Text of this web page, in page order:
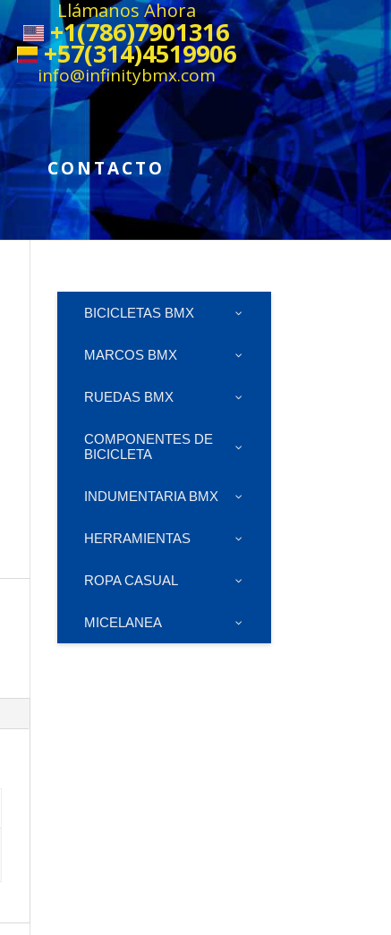
Llámanos Ahora
+1(786)7901316
+57(314)4519906
info@infinitybmx.com
CONTACTO
BICICLETAS BMX
MARCOS BMX
RUEDAS BMX
COMPONENTES DE
BICICLETA
INDUMENTARIA BMX
HERRAMIENTAS
ROPA CASUAL
MICELANEA